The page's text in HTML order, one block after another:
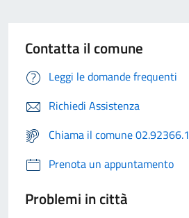
Contatta il comune
Leggi le domande frequenti
Richiedi Assistenza
Chiama il comune 02.92366.1
Prenota un appuntamento
Problemi in città